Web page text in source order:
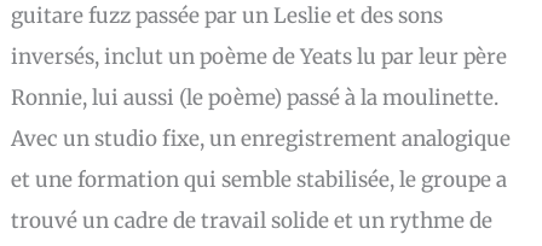
guitare fuzz passée par un Leslie et des sons
inversés, inclut un poème de Yeats lu par leur père
Ronnie, lui aussi (le poème) passé à la moulinette.
Avec un studio fixe, un enregistrement analogique
et une formation qui semble stabilisée, le groupe a
trouvé un cadre de travail solide et un rythme de